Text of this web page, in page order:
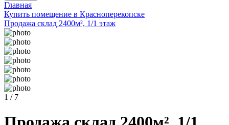
Главная
Купить помещение в Красноперекопске
Продажа склад 2400м², 1/1 этаж
1 / 7